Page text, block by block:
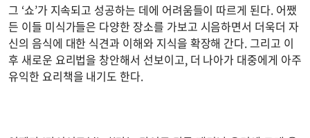
그 ‘쇼’가 지속되고 성공하는 데에 어려움들이 따르게 된다. 어쨌
든 이들 미식가들은 다양한 장소를 가보고 시음하면서 더욱더 자
신의 음식에 대한 식견과 이해와 지식을 확장해 간다. 그리고 이
후 새로운 요리법을 창안해서 선보이고, 더 나아가 대중에게 아주
유익한 요리책을 내기도 한다.